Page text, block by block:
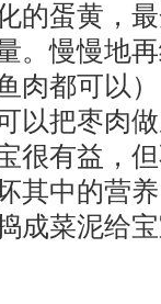
的蛋黄，
。慢慢地
肉都可以
以把枣肉
很有益，
其中的营
成菜泥给